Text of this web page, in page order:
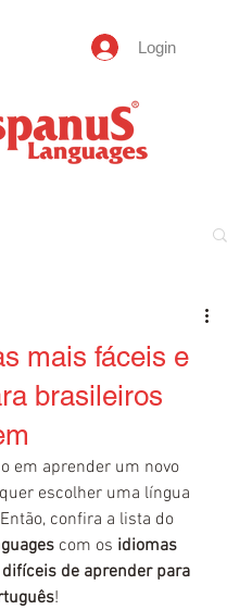
Login
mais fáceis e
brasileiros
em aprender um novo
escolher uma língua
confira a lista do
com os idiomas
de aprender para
!